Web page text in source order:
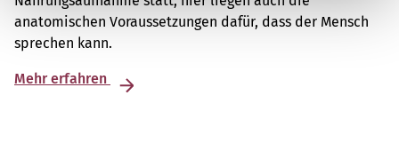
anatomischen Voraussetzungen dafür, dass der Mensch
sprechen kann.
Mehr erfahren